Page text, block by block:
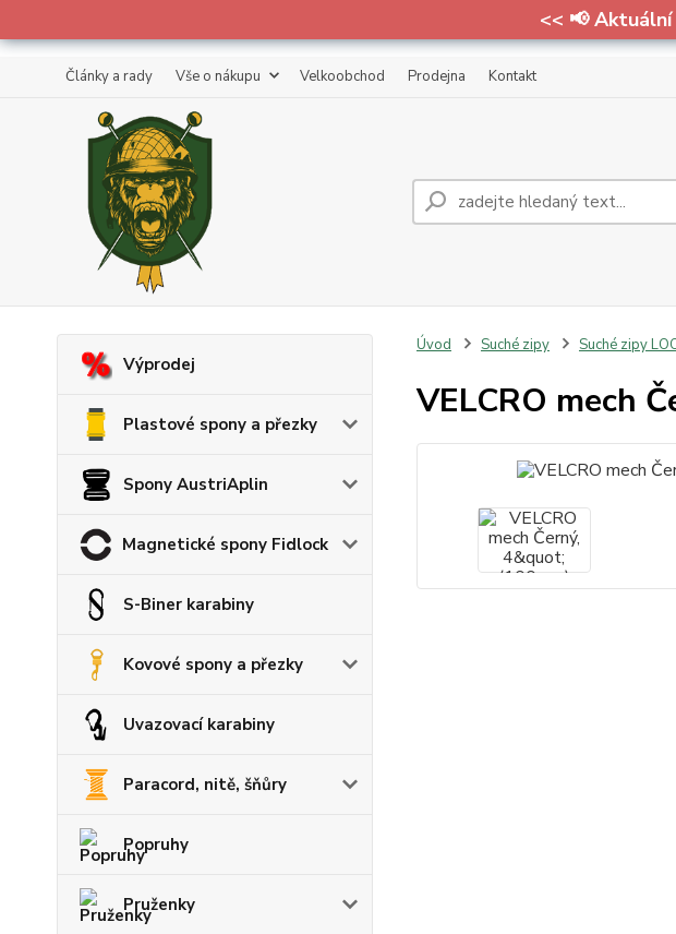
<< 📢
Články a rady Vše o nákupu Velkoobchod Prodejna Kontakt
Výprodej
Plastové spony a přezky
Spony AustriAplin
Magnetické spony Fidlock
S-Biner karabiny
Kovové spony a přezky
Uvazovací karabiny
Paracord, nitě, šňůry
Popruhy
Pruženky
Úvod Suché zipy Suché zipy
VELCRO mech